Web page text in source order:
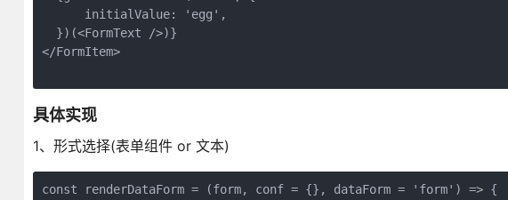
      initialValue: 'egg',
  })(<FormText />)}
</FormItem>
具体实现
1、形式选择(表单组件 or 文本)
const renderDataForm = (form, conf = {}, dataForm = 'form') => {